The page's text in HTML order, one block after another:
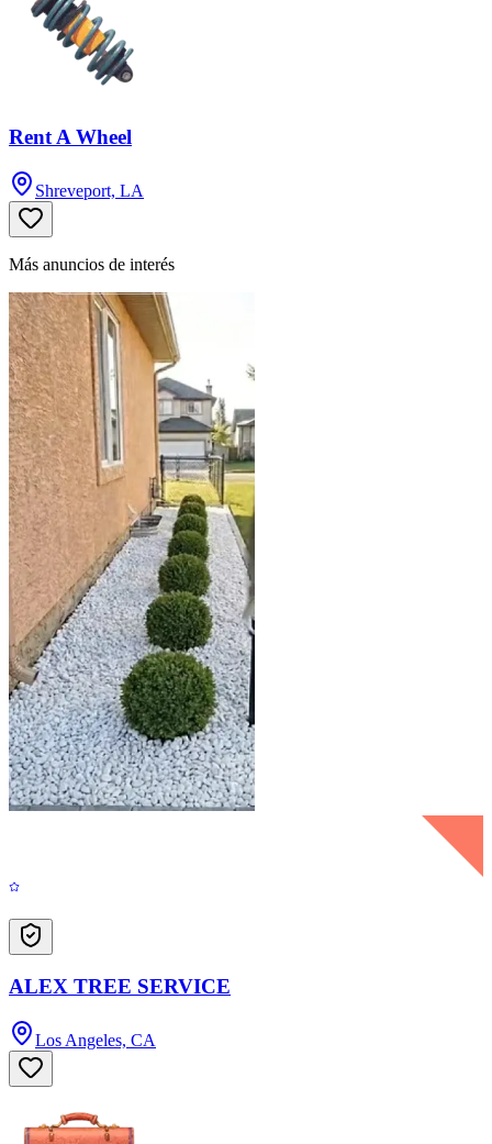
Rent A Wheel
Shreveport, LA
Más anuncios de interés
ALEX TREE SERVICE
Los Angeles, CA